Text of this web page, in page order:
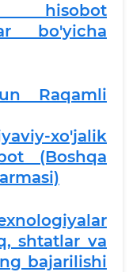
hisobot
bo'yicha
Raqamli
xo'jalik
(Boshqa
shtatlar va
bajarilishi